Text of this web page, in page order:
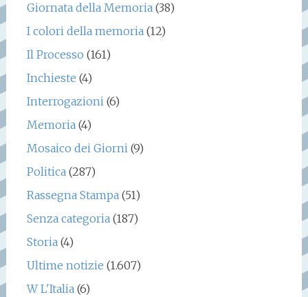
Giornata della Memoria(38)
I colori della memoria(12)
Il Processo (161)
Inchieste (4)
Interrogazioni(6)
Memoria(4)
Mosaico dei Giorni(9)
Politica(287)
Rassegna Stampa(51)
Senza categoria(187)
Storia(4)
Ultime notizie (1.607)
W L'Italia(6)